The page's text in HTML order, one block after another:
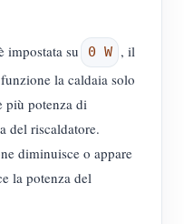
impostata su 0 W , il
la caldaia solo
più potenza di
del riscaldatore.
diminuisce o appare
la potenza del